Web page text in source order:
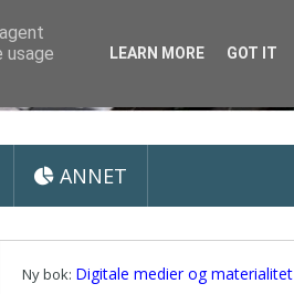
ANNET
Ny bok: Digitale medier og materialitet
usage
LEARN MORE GOT IT